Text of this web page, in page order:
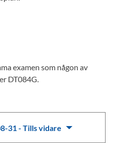
examen som någon av
DT084G.
31 - Tills vidare